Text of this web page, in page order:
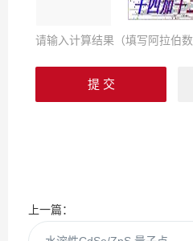
请输入计算结果（填写阿拉伯
上一篇：